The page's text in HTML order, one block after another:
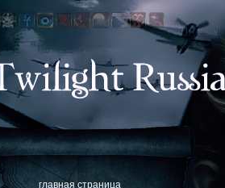
главная страница